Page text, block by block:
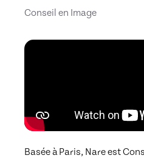
Conseil en Image
Basée à Paris, Nare est